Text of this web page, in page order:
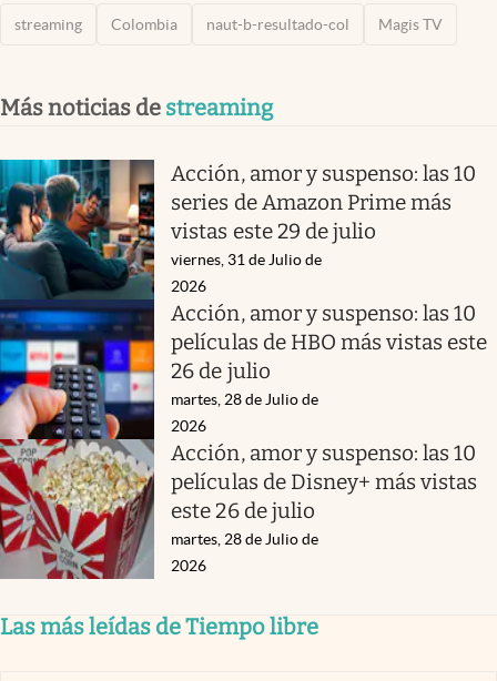
streaming Colombia naut-b-resultado-col Magis TV
Más noticias de streaming
Acción, amor y suspenso: las 10
series de Amazon Prime más
vistas este 29 de julio
viernes, 31 de Julio de
2026
Acción, amor y suspenso: las 10
películas de HBO más vistas este
26 de julio
martes, 28 de Julio de
2026
Acción, amor y suspenso: las 10
películas de Disney+ más vistas
este 26 de julio
martes, 28 de Julio de
2026
Las más leídas de Tiempo libre